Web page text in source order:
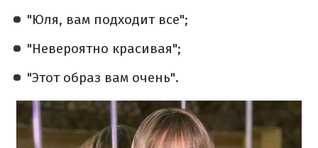
"Юля, вам подходит все";
"Невероятно красивая";
"Этот образ вам очень".